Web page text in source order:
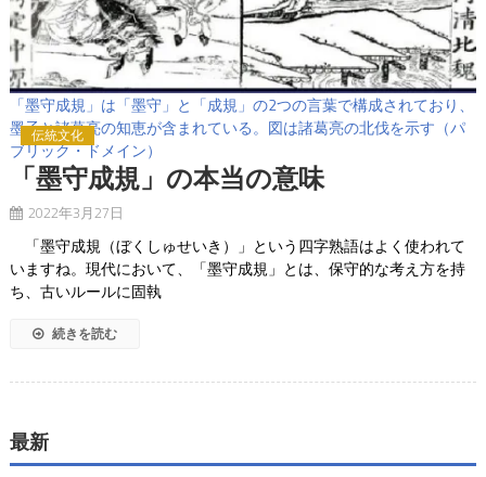
「墨守成規」は「墨守」と「成規」の2つの言葉で構成されており、
墨子と諸葛亮の知恵が含まれている。図は諸葛亮の北伐を示す（パ
ブリック・ドメイン）
伝統文化
「墨守成規」の本当の意味
2022年3月27日
「墨守成規（ぼくしゅせいき）」という四字熟語はよく使われて
いますね。現代において、「墨守成規」とは、保守的な考え方を持
ち、古いルールに固執
続きを読む
最新